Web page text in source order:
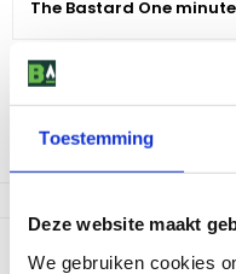
Toestemming
Deze website maakt
We gebruiken cookies
The Bastard One
66,
Let op, nog maar 4
Productomschrijving